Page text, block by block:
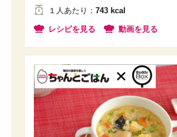
１人 あたり ： 743 kcal
レシピを見る 動画を見る